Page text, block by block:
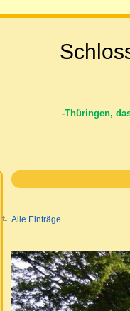
-Thüringen,
Alle Einträge